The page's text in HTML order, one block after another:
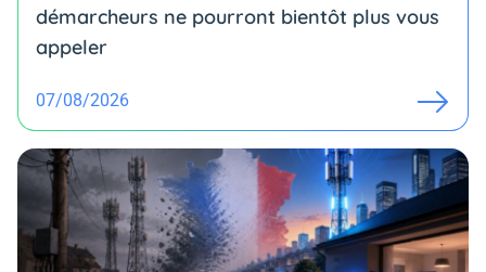
démarcheurs ne pourront bientôt plus vous
appeler
07/08/2026